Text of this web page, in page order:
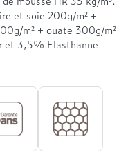
et soie 200g/m² +
m² + ouate 300g/m²
et 3,5% Elasthanne